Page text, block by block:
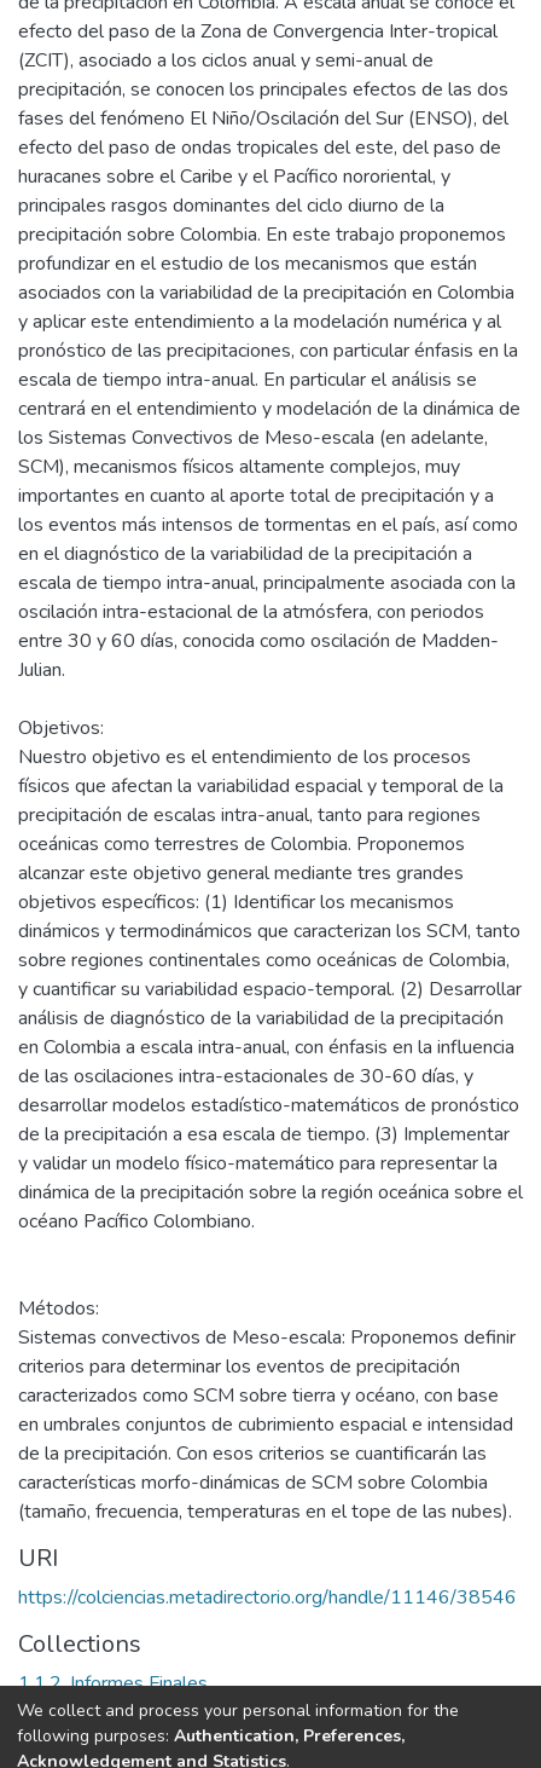
efecto del paso de la Zona de Convergencia Inter-tropical
(ZCIT), asociado a los ciclos anual y semi-anual de
precipitación, se conocen los principales efectos de las dos
fases del fenómeno El Niño/Oscilación del Sur (ENSO), del
efecto del paso de ondas tropicales del este, del paso de
huracanes sobre el Caribe y el Pacífico nororiental, y
principales rasgos dominantes del ciclo diurno de la
precipitación sobre Colombia. En este trabajo proponemos
profundizar en el estudio de los mecanismos que están
asociados con la variabilidad de la precipitación en Colombia
y aplicar este entendimiento a la modelación numérica y al
pronóstico de las precipitaciones, con particular énfasis en la
escala de tiempo intra-anual. En particular el análisis se
centrará en el entendimiento y modelación de la dinámica de
los Sistemas Convectivos de Meso-escala (en adelante,
SCM), mecanismos físicos altamente complejos, muy
importantes en cuanto al aporte total de precipitación y a
los eventos más intensos de tormentas en el país, así como
en el diagnóstico de la variabilidad de la precipitación a
escala de tiempo intra-anual, principalmente asociada con la
oscilación intra-estacional de la atmósfera, con periodos
entre 30 y 60 días, conocida como oscilación de Madden-
Julian.
Objetivos:
Nuestro objetivo es el entendimiento de los procesos
físicos que afectan la variabilidad espacial y temporal de la
precipitación de escalas intra-anual, tanto para regiones
oceánicas como terrestres de Colombia. Proponemos
alcanzar este objetivo general mediante tres grandes
objetivos específicos: (1) Identificar los mecanismos
dinámicos y termodinámicos que caracterizan los SCM, tanto
sobre regiones continentales como oceánicas de Colombia,
y cuantificar su variabilidad espacio-temporal. (2) Desarrollar
análisis de diagnóstico de la variabilidad de la precipitación
en Colombia a escala intra-anual, con énfasis en la influencia
de las oscilaciones intra-estacionales de 30-60 días, y
desarrollar modelos estadístico-matemáticos de pronóstico
de la precipitación a esa escala de tiempo. (3) Implementar
y validar un modelo físico-matemático para representar la
dinámica de la precipitación sobre la región oceánica sobre el
océano Pacífico Colombiano.
Métodos:
Sistemas convectivos de Meso-escala: Proponemos definir
criterios para determinar los eventos de precipitación
caracterizados como SCM sobre tierra y océano, con base
en umbrales conjuntos de cubrimiento espacial e intensidad
de la precipitación. Con esos criterios se cuantificarán las
características morfo-dinámicas de SCM sobre Colombia
(tamaño, frecuencia, temperaturas en el tope de las nubes).
URI
https://colciencias.metadirectorio.org/handle/11146/38546
Collections
1.1.2. Informes Finales
Full item page
We collect and process your personal information for the
following purposes: Authentication, Preferences,
Acknowledgement and Statistics.